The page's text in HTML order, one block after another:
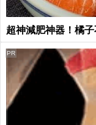
超神減肥神器！橘
PR